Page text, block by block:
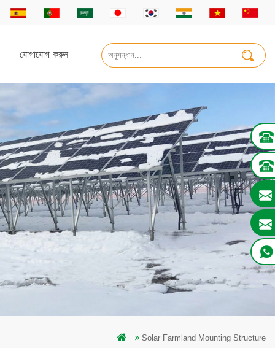
যোগাযোগ করুন
Solar Farmland Mounting Structure